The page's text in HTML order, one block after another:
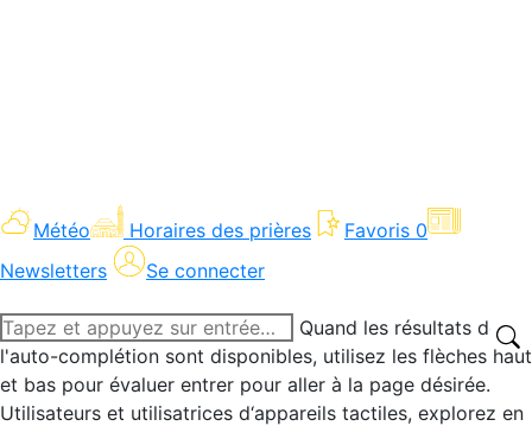
Météo Horaires des prières Favoris 0
Newsletters
Se connecter
Recherche
:
Quand les résultats de
l'auto-complétion sont disponibles, utilisez les flèches haut
et bas pour évaluer entrer pour aller à la page désirée.
Utilisateurs et utilisatrices d‘appareils tactiles, explorez en